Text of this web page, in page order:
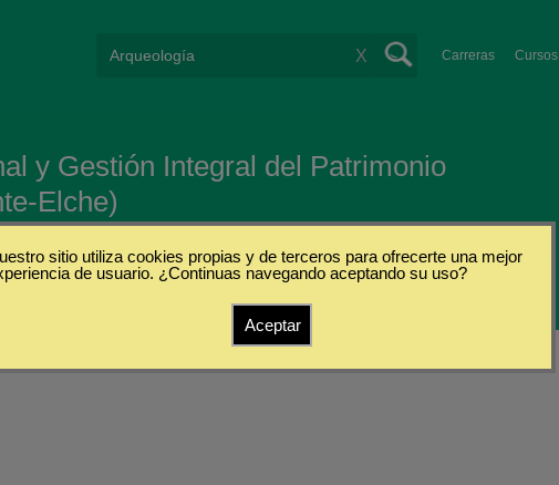
Carreras Cursos
X
y Gestión Integral del Patrimonio
Elche)
sitio utiliza cookies propias y de terceros para ofrecerte una mejor
de usuario. ¿Continuas navegando aceptando su uso?
Aceptar